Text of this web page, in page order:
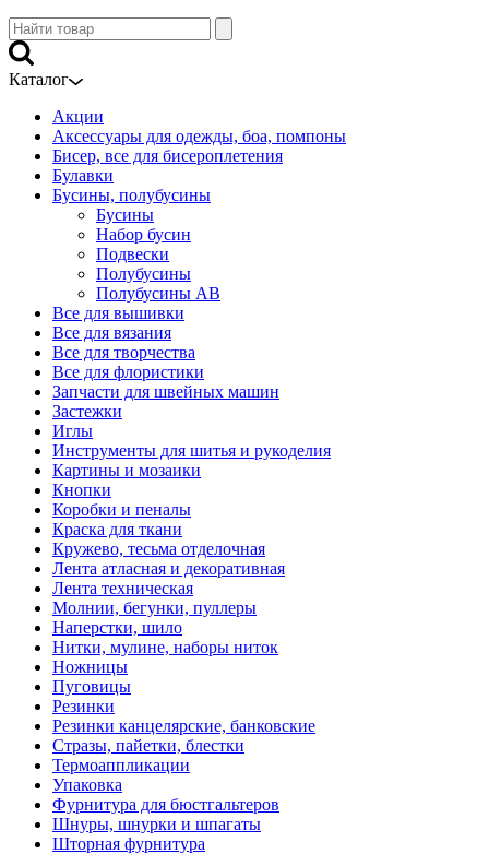
Каталог
Акции
Аксессуары для одежды, боа, помпоны
Бисер, все для бисероплетения
Булавки
Бусины, полубусины
Бусины
Набор бусин
Подвески
Полубусины
Полубусины AB
Все для вышивки
Все для вязания
Все для творчества
Все для флористики
Запчасти для швейных машин
Застежки
Иглы
Инструменты для шитья и рукоделия
Картины и мозаики
Кнопки
Коробки и пеналы
Краска для ткани
Кружево, тесьма отделочная
Лента атласная и декоративная
Лента техническая
Молнии, бегунки, пуллеры
Наперстки, шило
Нитки, мулине, наборы ниток
Ножницы
Пуговицы
Резинки
Резинки канцелярские, банковские
Стразы, пайетки, блестки
Термоаппликации
Упаковка
Фурнитура для бюстгальтеров
Шнуры, шнурки и шпагаты
Шторная фурнитура